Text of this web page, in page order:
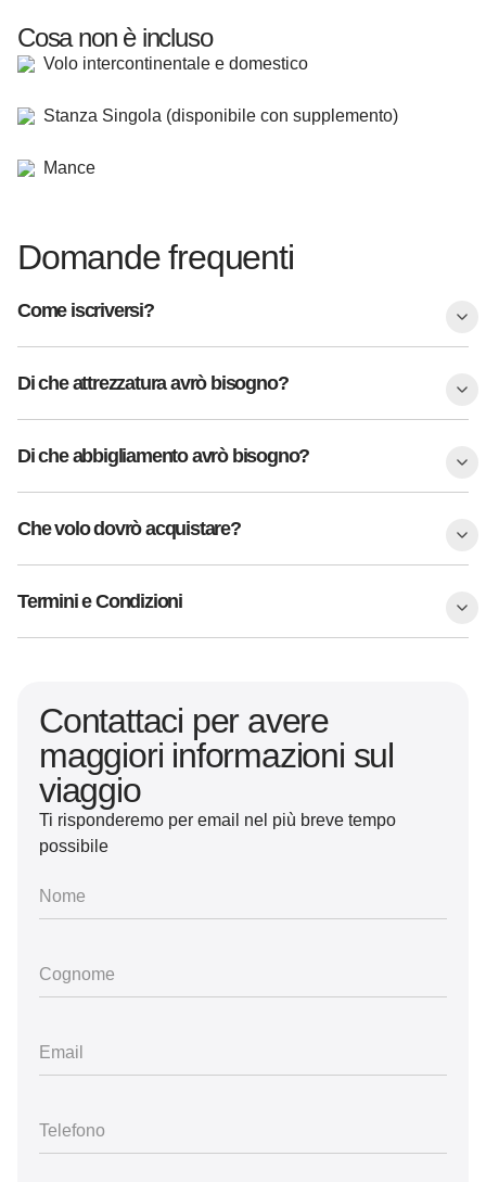
Cosa non è incluso
Volo intercontinentale e domestico
Stanza Singola (disponibile con supplemento)
Mance
Domande frequenti
Come iscriversi?
Di che attrezzatura avrò bisogno?
Di che abbigliamento avrò bisogno?
Che volo dovrò acquistare?
Termini e Condizioni
Contattaci per avere
maggiori informazioni sul
viaggio
Ti risponderemo per email nel più breve tempo
possibile